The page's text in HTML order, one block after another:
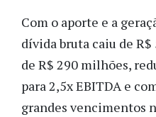
Com o aporte e a
dívida bruta caiu de
de R$ 290 milhões,
para 2,5x EBITDA e
grandes vencimentos